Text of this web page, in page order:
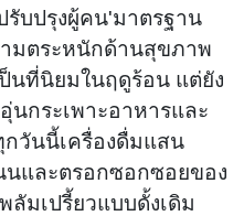
รับปรุงผู้คน'มาตรฐาน
มตระหนักด้านสุขภาพ
นที่นิยมในฤดูร้อน แต่ยัง
นกระเพาะอาหารและ
วันนี้เครื่องดื่มแสน
และตรอกซอกซอยของ
ลัมเปรี้ยวแบบดั้งเดิม